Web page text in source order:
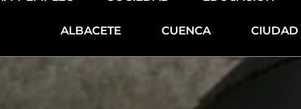
ALBACETE CUENCA CIUDAD